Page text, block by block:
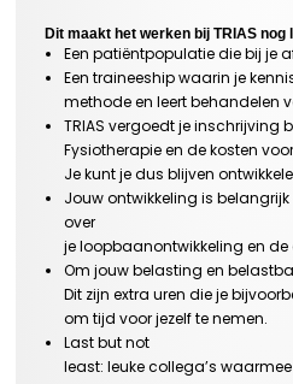
Dit maakt het werken bij TRIAS nog
Een patiëntpopulatie die bij je
Een traineeship waarin je
methode en leert behandelen
TRIAS vergoedt je inschrijving
Fysiotherapie en de kosten
Je kunt je dus blijven
Jouw ontwikkeling is
over
je loopbaanontwikkeling en
Om jouw belasting en
Dit zijn extra uren die je
om tijd voor jezelf te nemen.
Last but not
least: leuke collega’s